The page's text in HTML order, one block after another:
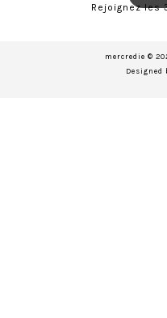
Rejoignez les
mercredie ©
Designed